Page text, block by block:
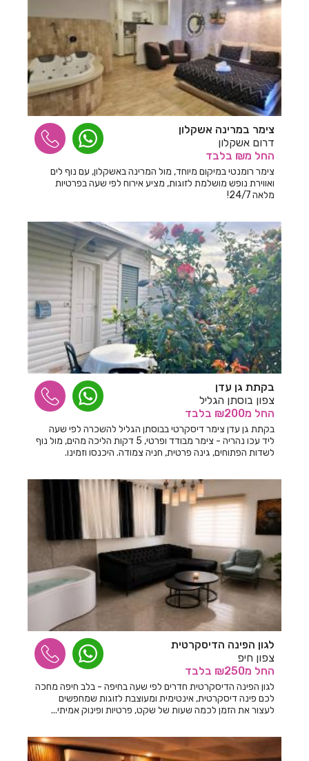
צימר במרינה אשקלון
דרום אשקלון
החל מ₪ בלבד
צימר רומנטי במיקום מיוחד, מול המרינה באשקלון, עם נוף לים
ואווירת נופש מושלמת לזוגות, מציע אירוח לפי שעה בפרטיות
מלאה 24/7!
בקתת גן עדן
צפון בוסתן הגליל
החל מ₪200 בלבד
בקתת גן עדן צימר דיסקרטי בבוסתן הגליל להשכרה לפי שעה
ליד עכו נהריה - צימר מבודד ופרטי, 5 דקות הליכה מהים, מול נוף
לשדות הפתוחים, גינה פרטית, חניה צמודה. היכנסו וזמינו.
לגון הפינה הדיסקרטית
צפון חיפ
החל מ₪250 בלבד
לגון הפינה הדיסקרטית חדרים לפי שעה בחיפה - בלב חיפה מחכה
לכם פינה דיסקרטית, אינטימית ומעוצבת לזוגות שמחפשים
לעצור את הזמן לכמה שעות של שקט, פרטיות ופינוק אמיתי...